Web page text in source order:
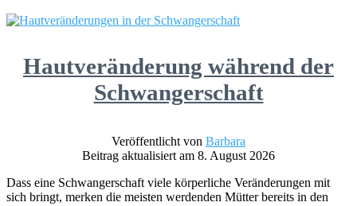
Hautveränderung während der
Schwangerschaft
Veröffentlicht von Barbara
Beitrag aktualisiert am 8. August 2026
Dass eine Schwangerschaft viele körperliche Veränderungen mit
sich bringt, merken die meisten werdenden Mütter bereits in den